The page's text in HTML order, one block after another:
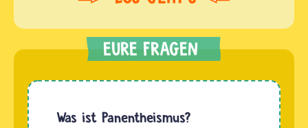
Was ist Panentheismus?